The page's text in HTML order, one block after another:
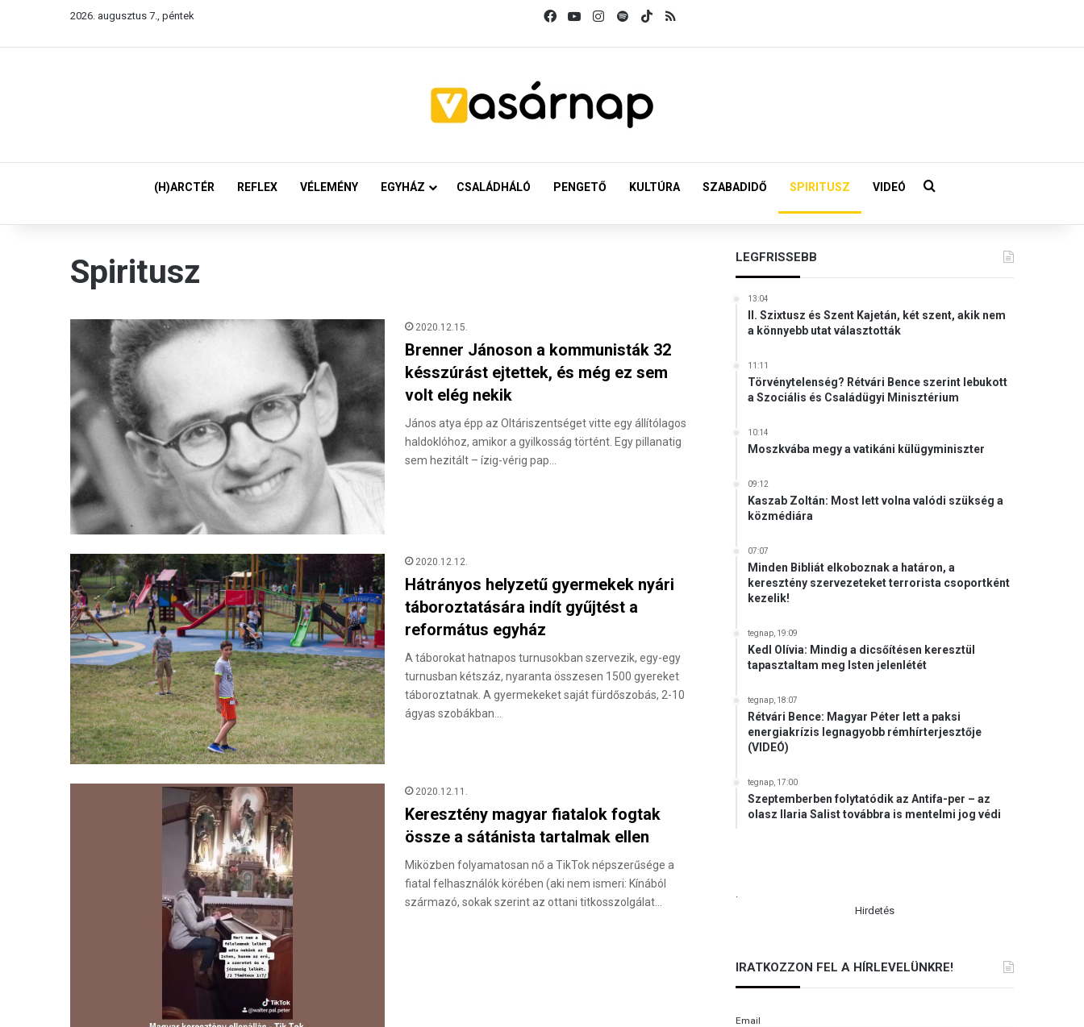
2026. augusztus 7., péntek FacebookYouTubeInstagram
SpotifyTikTok
(H)ARCTÉR REFLEX VÉLEMÉNY EGYHÁZ CSALÁDHÁLÓ PENGETŐ KULTÚRA SZABADIDŐ SPIRITUSZ VIDEÓ Keresés:
Spiritusz
2020.12.15.
Brenner Jánoson a kommunisták 32
késszúrást ejtettek, és még ez sem
volt elég nekik
János atya épp az Oltáriszentséget vitte egy állítólagos
haldoklóhoz, amikor a gyilkosság történt. Egy pillanatig
sem hezitált – ízig-vérig pap…
2020.12.12.
Hátrányos helyzetű gyermekek nyári
táboroztatására indít gyűjtést a
református egyház
A táborokat hatnapos turnusokban szervezik, egy-egy
turnusban kétszáz, nyaranta összesen 1500 gyereket
táboroztatnak. A gyermekeket saját fürdőszobás, 2-10
ágyas szobákban…
2020.12.11.
Keresztény magyar fiatalok fogtak
össze a sátánista tartalmak ellen
Miközben folyamatosan nő a TikTok népszerűsége a
fiatal felhasználók körében (aki nem ismeri: Kínából
származó, sokak szerint az ottani titkosszolgálat…
LEGFRISSEBB
13:04
II. Szixtusz és Szent Kajetán, két szent, akik nem
a könnyebb utat választották
11:11
Törvénytelenség? Rétvári Bence szerint lebukott
a Szociális és Családügyi Minisztérium
10:14
Moszkvába megy a vatikáni külügyminiszter
09:12
Kaszab Zoltán: Most lett volna valódi szükség a
közmédiára
07:07
Minden Bibliát elkoboznak a határon, a
keresztény szervezeteket terrorista csoportként
kezelik!
tegnap, 19:09
Kedl Olívia: Mindig a dicsőítésen keresztül
tapasztaltam meg Isten jelenlétét
tegnap, 18:07
Rétvári Bence: Magyar Péter lett a paksi
energiakrízis legnagyobb rémhírterjesztője
(VIDEÓ)
tegnap, 17:00
Szeptemberben folytatódik az Antifa-per – az
olasz Ilaria Salist továbbra is mentelmi jog védi
.
Hirdetés
IRATKOZZON FEL A HÍRLEVELÜNKRE!
Email